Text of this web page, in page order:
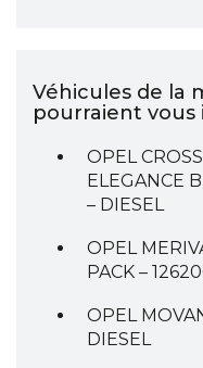
Véhicules de la
pourraient vous
OPEL
ELEGANCE
– DIESEL
OPEL
PACK –
OPEL
DIESEL